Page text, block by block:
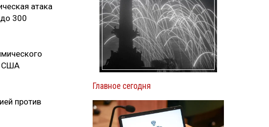
атака
300
США
против
Главное сегодня